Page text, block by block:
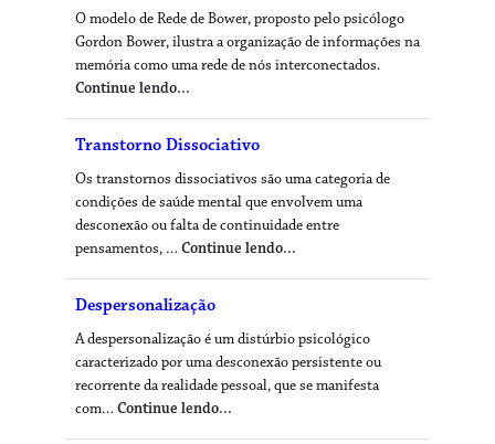
O modelo de Rede de Bower, proposto pelo psicólogo
Gordon Bower, ilustra a organização de informações na
memória como uma rede de nós interconectados.
Continue lendo...
Transtorno Dissociativo
Os transtornos dissociativos são uma categoria de
condições de saúde mental que envolvem uma
desconexão ou falta de continuidade entre
pensamentos, … Continue lendo...
Despersonalização
A despersonalização é um distúrbio psicológico
caracterizado por uma desconexão persistente ou
recorrente da realidade pessoal, que se manifesta
com… Continue lendo...